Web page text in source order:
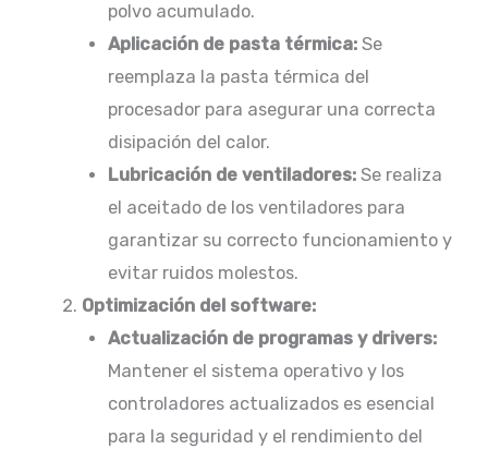
polvo acumulado.​
Aplicación de pasta térmica: Se
reemplaza la pasta térmica del
procesador para asegurar una correcta
disipación del calor.​
Lubricación de ventiladores: Se realiza
el aceitado de los ventiladores para
garantizar su correcto funcionamiento y
evitar ruidos molestos.​
Optimización del software:
Actualización de programas y drivers:
Mantener el sistema operativo y los
controladores actualizados es esencial
para la seguridad y el rendimiento del